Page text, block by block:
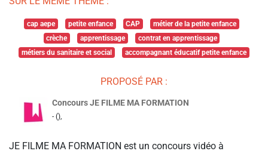
cap aepe petite enfance CAP
métier de la petite enfance
crèche
apprentissage
contrat en apprentissage
métiers du sanitaire et social
accompagnant éducatif petite enfance
PROPOSÉ PAR :
Concours JE FILME MA FORMATION
- (),
JE FILME MA FORMATION est un concours vidéo à